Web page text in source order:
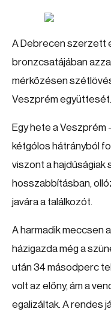
A Debrecen szerzett
bronzcsatájában
mérkőzésen
Veszprém együttesét.
Egy hete a Veszprém
kétgólos hátrányból
viszont a hajdúságiak
hosszabbításban,
javára a találkozót.
A harmadik meccsen
házigazda még a
után 34 másodperc
volt az előny, ám a
egalizáltak. A rendes